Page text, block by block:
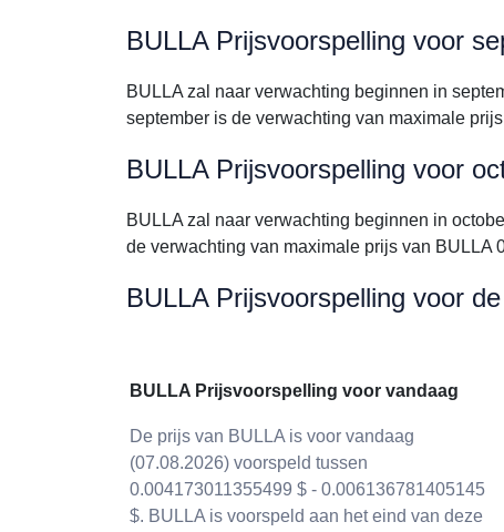
BULLA Prijsvoorspelling voor
BULLA zal naar verwachting beginnen in
september is de verwachting van maximale
BULLA Prijsvoorspelling voor
BULLA zal naar verwachting beginnen in
de verwachting van maximale prijs van BULLA
BULLA Prijsvoorspelling voor
BULLA Prijsvoorspelling voor vandaag
De prijs van BULLA is voor vandaag
(07.08.2026) voorspeld tussen
0.004173011355499 $ - 0.006136781405145
$. BULLA is voorspeld aan het eind van deze